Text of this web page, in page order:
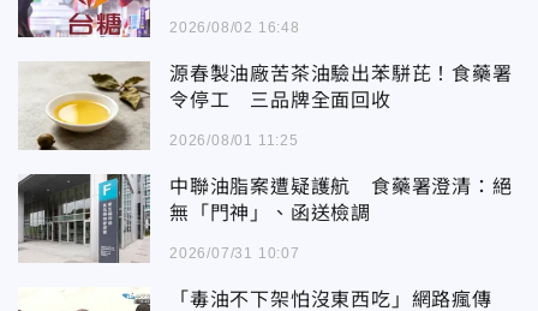
2026/08/02 16:48
源春製油廠苦茶油驗出苯駢芘！食藥署
令停工 三品牌全面回收
2026/08/01 11:25
中聯油脂案遭疑護航 食藥署澄清：絕
無「門神」、函送檢調
2026/07/31 10:07
「毒油不下架怕沒東西吃」網路瘋傳